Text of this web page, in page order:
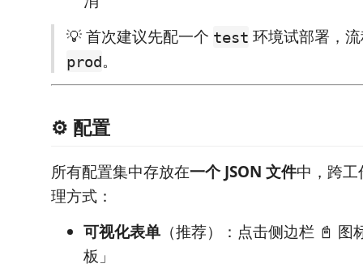
💡 首次建议先配一个 test 环境试部署，
prod。
⚙️ 配置
所有配置集中存放在一个 JSON 文件中，跨
理方式：
可视化表单 （推荐）：点击侧边栏 📓 图
板」